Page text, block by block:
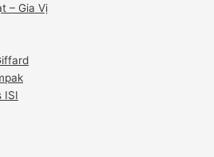
– Gia Vị
ISI